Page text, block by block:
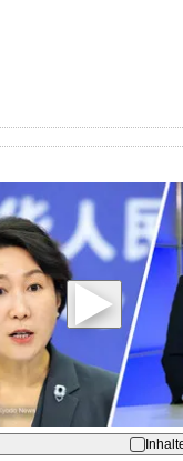
dieses
an Youtube
erhalten Sie in der
Akzeptieren